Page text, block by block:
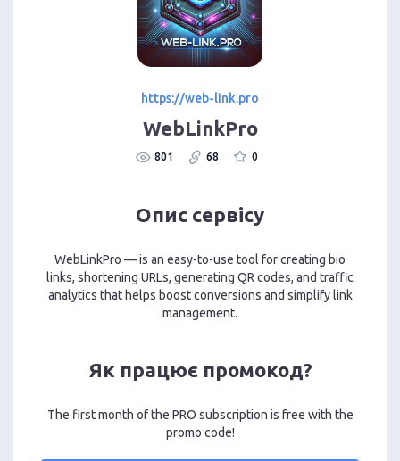
https://web-link.pro
WebLinkPro
801 68 0
Опис сервісу
WebLinkPro — is an easy-to-use tool for creating bio
links, shortening URLs, generating QR codes, and traffic
analytics that helps boost conversions and simplify link
management.
Як працює промокод?
The first month of the PRO subscription is free with the
promo code!